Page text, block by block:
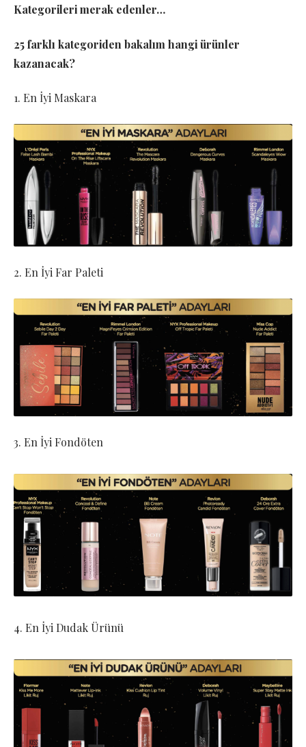
Kategorileri merak edenler…
25 farklı kategoriden bakalım hangi ürünler
kazanacak?
1. En İyi Maskara
2. En İyi Far Paleti
3. En İyi Fondöten
4. En İyi Dudak Ürünü